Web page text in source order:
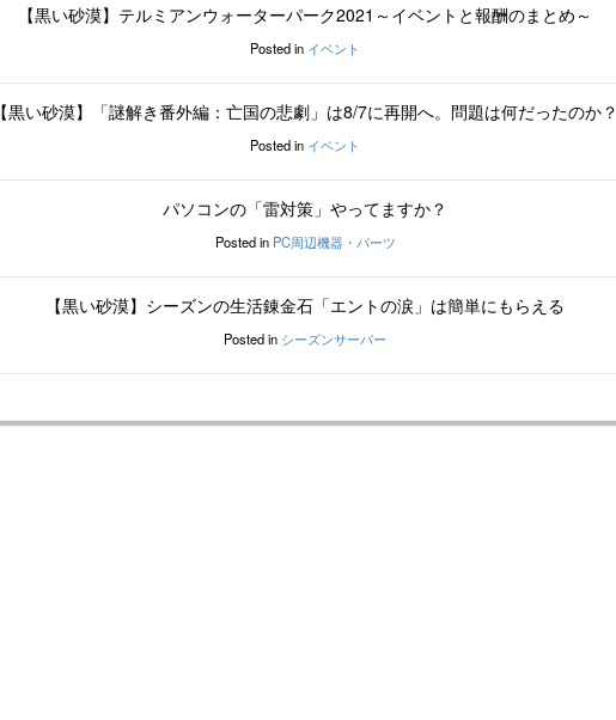
【黒い砂漠】テルミアンウォーターパーク2021～イベントと報酬のまとめ～
Posted in イベント
【黒い砂漠】「謎解き番外編：亡国の悲劇」は8/7に再開へ。問題は何だったのか？
Posted in イベント
パソコンの「雷対策」やってますか？
Posted in PC周辺機器・パーツ
【黒い砂漠】シーズンの生活錬金石「エントの涙」は簡単にもらえる
Posted in シーズンサーバー